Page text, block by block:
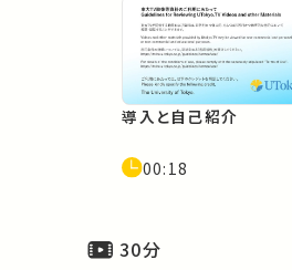
導入と自己紹介
00:18
30分